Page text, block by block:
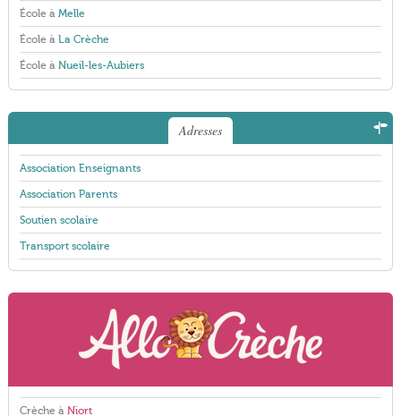
École à Melle
École à La Crèche
École à Nueil-les-Aubiers
Adresses
Association Enseignants
Association Parents
Soutien scolaire
Transport scolaire
Crèche à Niort